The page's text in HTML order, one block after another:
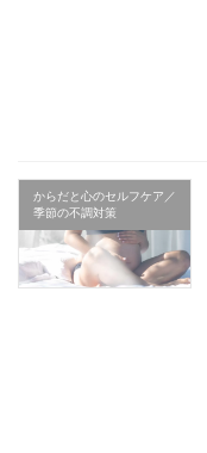
からだと心のセルフケア／
季節の不調対策